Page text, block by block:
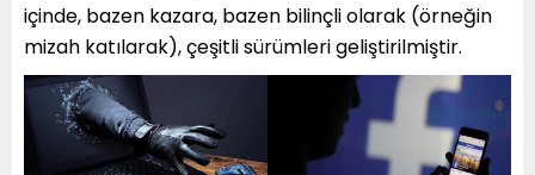
içinde, bazen kazara, bazen bilinçli olarak (örneğin
mizah katılarak), çeşitli sürümleri geliştirilmiştir.